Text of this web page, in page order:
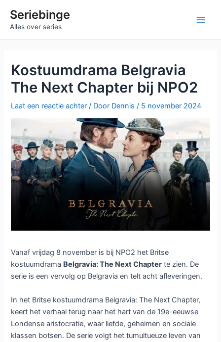
naarSeriebinge
Alles over series
Kostuumdrama Belgravia
The Next Chapter bij NPO2
Laat een reactie achter / Door Dennis/ 5 november 2024
Vanaf vrijdag 8 november is bij NPO2 het Britse
kostuumdrama Belgravia: The Next Chapter te zien. De
serie is een vervolg op Belgravia en telt acht afleveringen.
In het Britse kostuumdrama Belgravia: The Next Chapter,
keert het verhaal terug naar het hart van de 19e-eeuwse
Londense aristocratie, waar liefde, geheimen en sociale
klassen botsen. De serie volgt het tumultueuze leven van